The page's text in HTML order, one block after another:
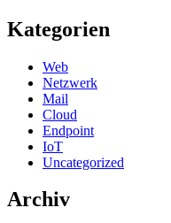
Kategorien
Web
Netzwerk
Mail
Cloud
Endpoint
IoT
Uncategorized
Archiv